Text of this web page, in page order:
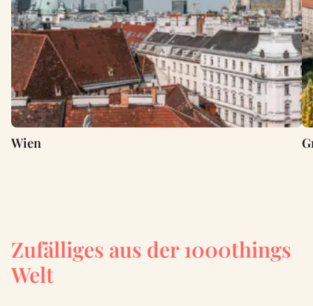
Wien
Zufälliges aus der 1000things
Welt